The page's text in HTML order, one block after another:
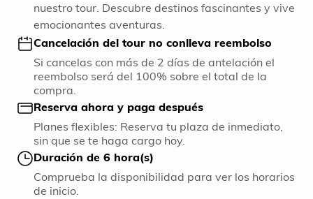
nuestro tour. Descubre destinos fascinantes y vive
emocionantes aventuras.
Cancelación del tour no conlleva reembolso
Si cancelas con más de 2 días de antelación el
reembolso será del 100% sobre el total de la
compra.
Reserva ahora y paga después
Planes flexibles: Reserva tu plaza de inmediato,
sin que se te haga cargo hoy.
Duración de 6 hora(s)
Comprueba la disponibilidad para ver los horarios
de inicio.